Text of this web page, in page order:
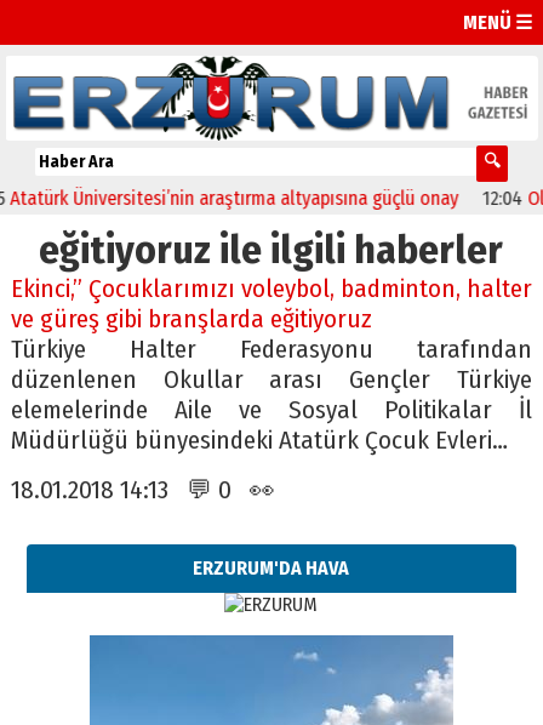
MENÜ ☰
Üniversitesi’nin araştırma altyapısına güçlü onay 12:04
eğitiyoruz ile ilgili haberler
Ekinci,” Çocuklarımızı voleybol, badminton, halter
ve güreş gibi branşlarda eğitiyoruz
Türkiye Halter Federasyonu tarafından
düzenlenen Okullar arası Gençler Türkiye
elemelerinde Aile ve Sosyal Politikalar İl
Müdürlüğü bünyesindeki Atatürk Çocuk Evleri…
18.01.2018 14:13 💬 0 👀
ERZURUM'DA HAVA